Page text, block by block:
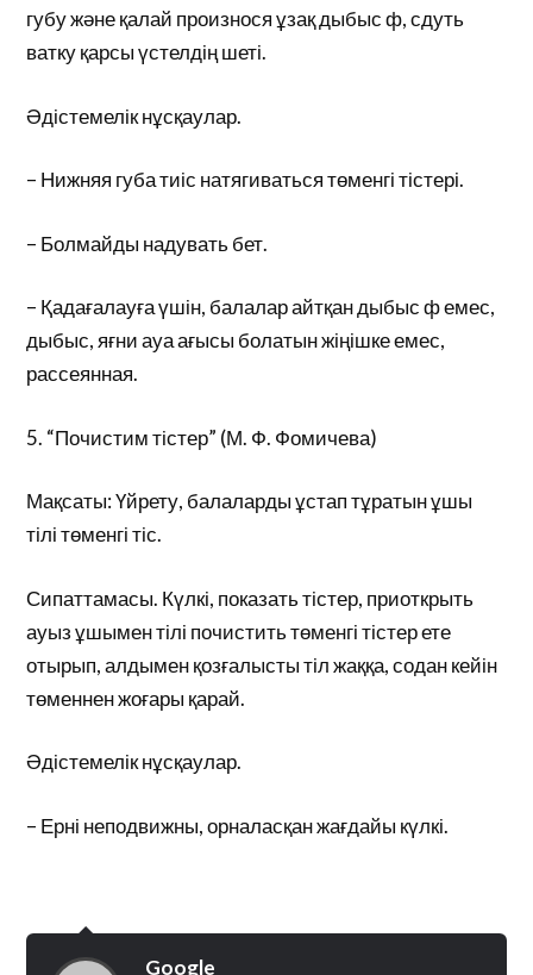
губу және қалай произнося ұзақ дыбыс ф, сдуть
ватку қарсы үстелдің шеті.
Әдістемелік нұсқаулар.
– Нижняя губа тиіс натягиваться төменгі тістері.
– Болмайды надувать бет.
– Қадағалауға үшін, балалар айтқан дыбыс ф емес,
дыбыс, яғни ауа ағысы болатын жіңішке емес,
рассеянная.
5. “Почистим тістер” (М. Ф. Фомичева)
Мақсаты: Үйрету, балаларды ұстап тұратын ұшы
тілі төменгі тіс.
Сипаттамасы. Күлкі, показать тістер, приоткрыть
ауыз ұшымен тілі почистить төменгі тістер ете
отырып, алдымен қозғалысты тіл жаққа, содан кейін
төменнен жоғары қарай.
Әдістемелік нұсқаулар.
– Ерні неподвижны, орналасқан жағдайы күлкі.
Google